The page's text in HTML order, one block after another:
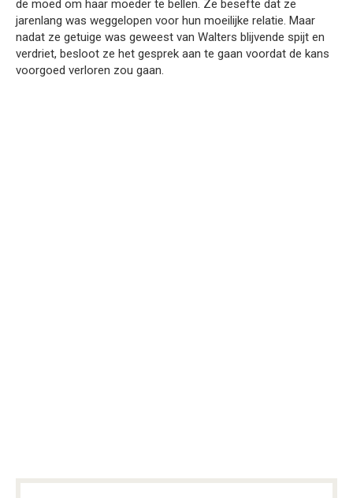
de moed om haar moeder te bellen. Ze besefte dat ze
jarenlang was weggelopen voor hun moeilijke relatie. Maar
nadat ze getuige was geweest van Walters blijvende spijt en
verdriet, besloot ze het gesprek aan te gaan voordat de kans
voorgoed verloren zou gaan.